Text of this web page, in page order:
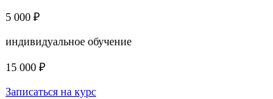
5 000 ₽
индивидуальное обучение
15 000 ₽
Записаться на курс